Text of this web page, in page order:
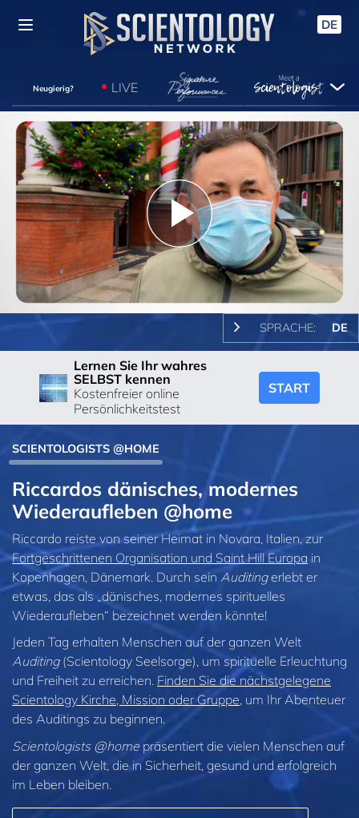
DE
Neugierig? LIVE
Play
Video
SPRACHE: DE
Lernen Sie Ihr wahres
SELBST kennen
Kostenfreier online
Persönlichkeitstest
START
SCIENTOLOGISTS @HOME
Riccardos dänisches, modernes
Wiederaufleben @home
Riccardo reiste von seiner Heimat in Novara, Italien, zur
Fortgeschrittenen Organisation und Saint Hill Europa in
Kopenhagen, Dänemark. Durch sein Auditingerlebt er
etwas, das als „dänisches, modernes spirituelles
Wiederaufleben“ bezeichnet werden könnte!
Jeden Tag erhalten Menschen auf der ganzen Welt
Auditing(Scientology Seelsorge), um spirituelle Erleuchtung
und Freiheit zu erreichen. Finden Sie die nächstgelegene
Scientology Kirche, Mission oder Gruppe, um Ihr Abenteuer
des Auditings zu beginnen.
Scientologists @homepräsentiert die vielen Menschen auf
der ganzen Welt, die in Sicherheit, gesund und erfolgreich
im Leben bleiben.